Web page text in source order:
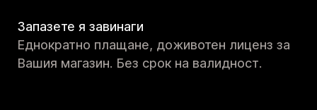
Запазете я завинаги
Еднократно плащане, доживотен лиценз за
Вашия магазин. Без срок на валидност.